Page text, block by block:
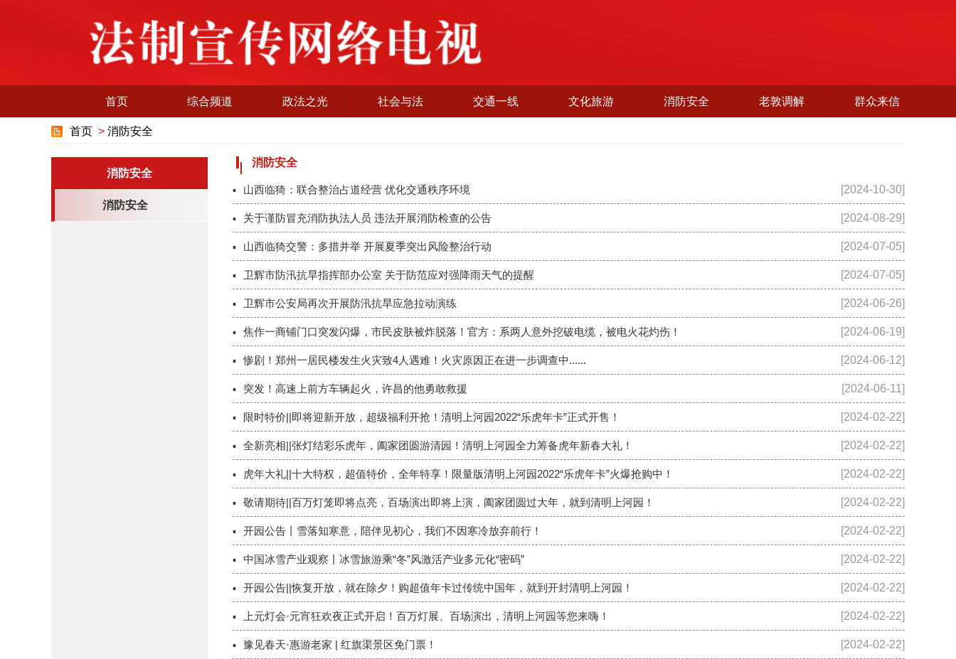
首页 综合频道 政法之光 社会与法 交通一线 文化旅游 消防安全 老敦调解 群众来信
首页 > 消防安全
消防安全
消防安全
消防安全
山西临猗：联合整治占道经营 优化交通秩序环境 [2024-10-30]
关于谨防冒充消防执法人员 违法开展消防检查的公告 [2024-08-29]
山西临猗交警：多措并举 开展夏季突出风险整治行动 [2024-07-05]
卫辉市防汛抗旱指挥部办公室 关于防范应对强降雨天气的提醒 [2024-07-05]
卫辉市公安局再次开展防汛抗旱应急拉动演练 [2024-06-26]
焦作一商铺门口突发闪爆，市民皮肤被炸脱落！官方：系两人意外挖破电缆，被电火花灼伤！ [2024-06-19]
惨剧！郑州一居民楼发生火灾致4人遇难！火灾原因正在进一步调查中...... [2024-06-12]
突发！高速上前方车辆起火，许昌的他勇敢救援 [2024-06-11]
限时特价||即将迎新开放，超级福利开抢！清明上河园2022“乐虎年卡”正式开售！ [2024-02-22]
全新亮相||张灯结彩乐虎年，阖家团圆游清园！清明上河园全力筹备虎年新春大礼！ [2024-02-22]
虎年大礼||十大特权，超值特价，全年特享！限量版清明上河园2022“乐虎年卡”火爆抢购中！ [2024-02-22]
敬请期待||百万灯笼即将点亮，百场演出即将上演，阖家团圆过大年，就到清明上河园！ [2024-02-22]
开园公告丨雪落知寒意，陪伴见初心，我们不因寒冷放弃前行！ [2024-02-22]
中国冰雪产业观察丨冰雪旅游乘“冬”风激活产业多元化“密码” [2024-02-22]
开园公告||恢复开放，就在除夕！购超值年卡过传统中国年，就到开封清明上河园！ [2024-02-22]
上元灯会·元宵狂欢夜正式开启！百万灯展、百场演出，清明上河园等您来嗨！ [2024-02-22]
豫见春天·惠游老家 | 红旗渠景区免门票！ [2024-02-22]